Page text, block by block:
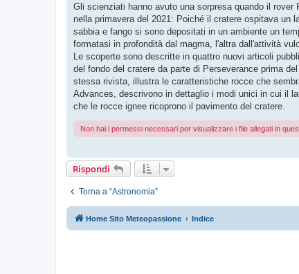
Gli scienziati hanno avuto una sorpresa quando il
nella primavera del 2021: Poiché il cratere ospitava un
sabbia e fango si sono depositati in un ambiente un
formatasi in profondità dal magma, l'altra dall'attività
Le scoperte sono descritte in quattro nuovi articoli
del fondo del cratere da parte di Perseverance prima
stessa rivista, illustra le caratteristiche rocce che
Advances, descrivono in dettaglio i modi unici in cui il
che le rocce ignee ricoprono il pavimento del cratere.
Non hai i permessi necessari per visualizzare i file allegati in
Rispondi
Torna a “Astronomia”
Home Sito Meteopassione Indice